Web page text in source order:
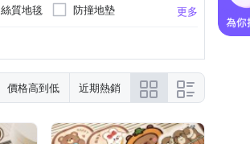
更多
絲質地毯
防撞地墊
價格高到低 近期熱銷